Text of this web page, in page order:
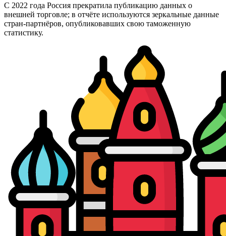
С 2022 года Россия прекратила публикацию данных о
внешней торговле; в отчёте используются зеркальные данные
стран-партнёров, опубликовавших свою таможенную
статистику.